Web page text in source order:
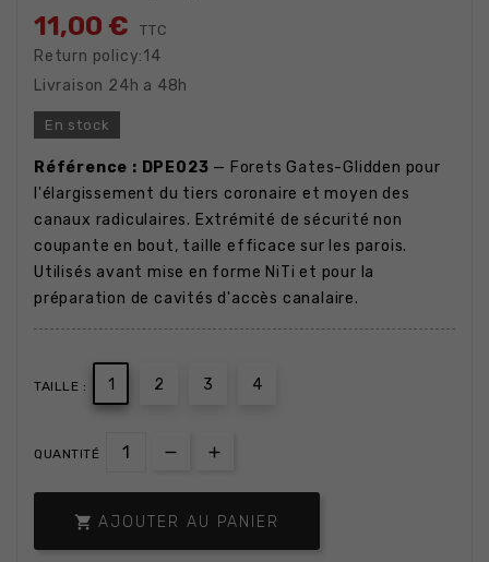
11,00 € TTC
Return policy:14
Livraison 24h a 48h
En stock
Référence : DPE023 — Forets Gates-Glidden pour
l'élargissement du tiers coronaire et moyen des
canaux radiculaires. Extrémité de sécurité non
coupante en bout, taille efficace sur les parois.
Utilisés avant mise en forme NiTi et pour la
préparation de cavités d'accès canalaire.
TAILLE : 1 2 3 4
QUANTITÉ
 AJOUTER AU PANIER